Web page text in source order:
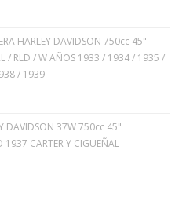
HARLEY DAVIDSON 750cc 45"
/ RLD / W AÑOS 1933 / 1934 / 1935 /
/ 1939
DAVIDSON 37W 750cc 45"
1937 CARTER Y CIGUEÑAL